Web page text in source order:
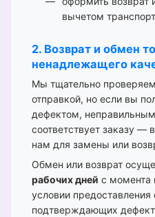
вычетом
2. Возврат и обмен
ненадлежащего
Мы тщательно
отправкой, но если вы
дефектом,
соответствует заказу —
нам для замены или
Обмен или возврат
рабочих дней с момента
условии предоставления
подтверждающих